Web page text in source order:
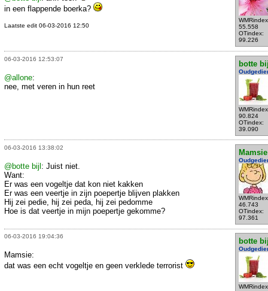
55.558
OTindex:
99.226
in een flappende boerka?
Laatste edit 06-03-2016 12:50
06-03-2016 12:53:07
botte
90.824
OTindex:
39.090
@allone:
nee, met veren in hun reet
06-03-2016 13:38:02
Mamsie
46.743
OTindex:
97.361
@botte bijl : Juist niet.
Want:
Er was een vogeltje dat kon niet kakken
Er was een veertje in zijn poepertje blijven plakken
Hij zei pedie, hij zei peda, hij zei pedomme
Hoe is dat veertje in mijn poepertje gekomme?
06-03-2016 19:04:36
botte
Mamsie:
dat was een echt vogeltje en geen verklede terrorist